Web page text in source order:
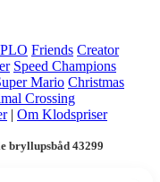
Friends Creator
Speed Champions
Mario Christmas
Crossing
| Om Klodspriser
bryllupsbåd 43299